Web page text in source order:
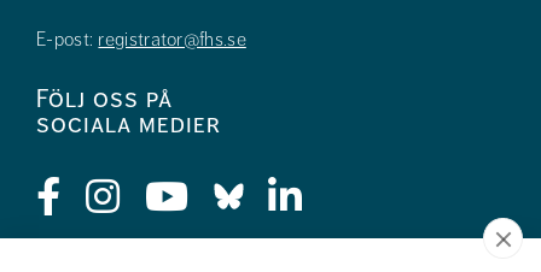
E-post: registrator@fhs.se
Följ oss på
sociala medier